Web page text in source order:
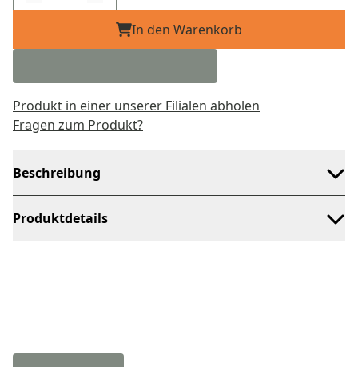
In den Warenkorb
Produkt in einer unserer Filialen abholen
Fragen zum Produkt?
Beschreibung
Produktdetails